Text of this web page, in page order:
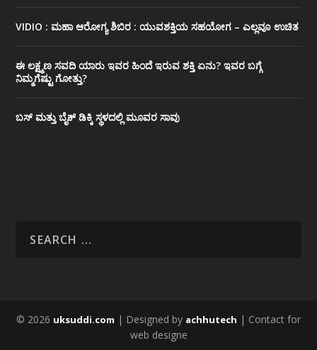
VIDIO : ಮಹಾ ಆರೋಗ್ಯ ಶಿಬಿರ : ಯುವಶಕ್ತಿಯ ಸಹಯೋಗ – ಎಲ್ಲವೂ ಉಚಿತ
ಈ ಲಕ್ಷ್ಮಣ ಸವದಿ ಯಾರು ಇವರ ಹಿಂದೆ ಇರುವ ಶಕ್ತಿ ಏನು? ಇವರ ಬಗ್ಗೆ
ನಿಮ್ಮಗೆಷ್ಟು ಗೋತ್ತು?
ಬಸ್ ಮತ್ತು ಬೈಕ್ ಡಿಕ್ಕಿ ಸ್ಥಳದಲ್ಲಿ ಮೂವರ ಸಾವು
© 2026 uksuddi.com | Designed by achhutech | Contact for
web designe